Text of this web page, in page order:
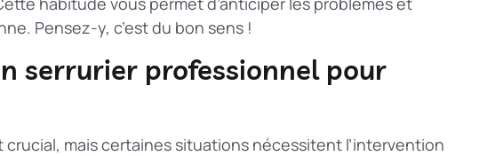
Pensez-y, c’est du bon sens !
serrurier professionnel pour
crucial, mais certaines situations nécessitent l’intervention